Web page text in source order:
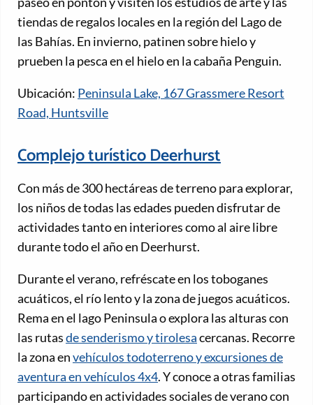
tiendas de regalos locales en la región del Lago de
las Bahías. En invierno, patinen sobre hielo y
prueben la pesca en el hielo en la cabaña Penguin.
Ubicación: Peninsula Lake, 167 Grassmere Resort
Road, Huntsville
Complejo turístico Deerhurst
Con más de 300 hectáreas de terreno para explorar,
los niños de todas las edades pueden disfrutar de
actividades tanto en interiores como al aire libre
durante todo el año en Deerhurst.
Durante el verano, refréscate en los toboganes
acuáticos, el río lento y la zona de juegos acuáticos.
Rema en el lago Peninsula o explora las alturas con
las rutasde senderismo y tirolesacercanas. Recorre
la zona envehículos todoterreno y excursiones de
aventura en vehículos 4x4. Y conoce a otras familias
participando en actividades sociales de verano con